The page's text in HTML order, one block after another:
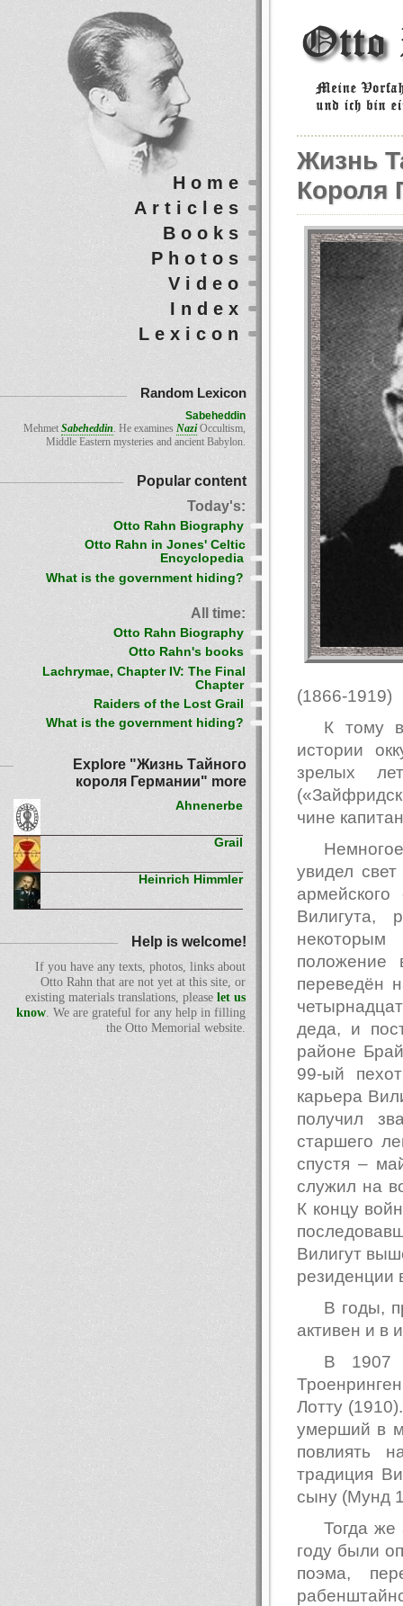
Жизнь
Короля
(1866-1919)
К тому
истории
зрелых
чине
увидел
Вилигута,
положение
переведён
деда, и
районе
99-ый
карьера
получил
старшего
спустя –
служил на
К концу
Вилигут
резиденции
В годы,
активен и в
В 1907
Лотту
умерший в
повлиять
традиция
сыну (Мунд
Тогда же
году были
поэма,
Home
Articles
Books
Photos
Video
Index
Lexicon
Random Lexicon
Sabeheddin
MehmetSabeheddin. He examines NaziOccultism,
Middle Eastern mysteries and ancient Babylon.
Popular content
Today's:
Otto Rahn Biography
Otto Rahn in Jones' Celtic
Encyclopedia
What is the government hiding?
All time:
Otto Rahn Biography
Otto Rahn's books
Lachrymae, Chapter IV: The Final
Chapter
Raiders of the Lost Grail
What is the government hiding?
Explore "Жизнь Тайного
короля Германии" more
Ahnenerbe
Grail
Heinrich Himmler
Help is welcome!
If you have any texts, photos, links about
Otto Rahn that are not yet at this site, or
existing materials translations, please let us
know. We are grateful for any help in filling
the Otto Memorial website.